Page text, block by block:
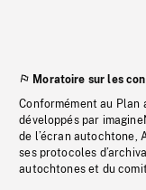
Moratoire sur les
Conformément au Plan
développés par
de l’écran autochtone,
ses protocoles
autochtones et du